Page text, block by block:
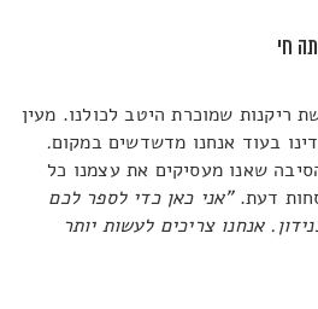
חי
ריקנות שמוכרת היטב לכולנו. מעין
בעוד אנחנו מדשדשים במקום.
שאנו מעסיקים את עצמנו כל
דעת."אני כאן כדי לספר לכם
אנחנו צריכים לעשות יותר